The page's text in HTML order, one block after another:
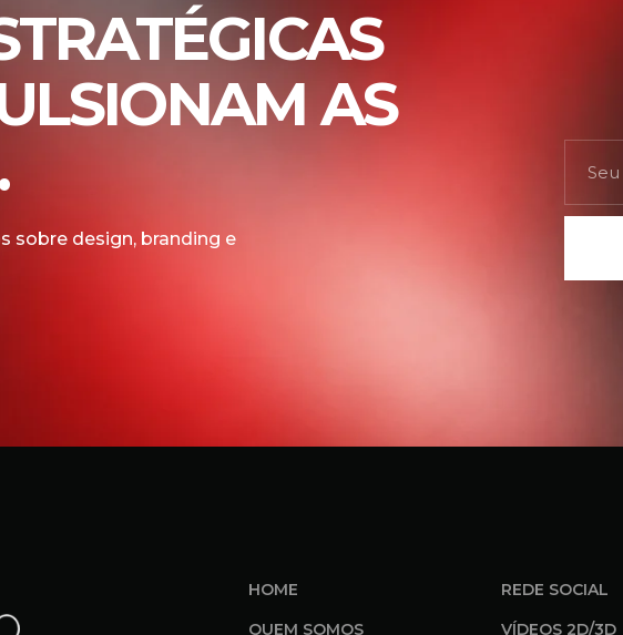
AS
sobre design, branding e
HOME
QUEM SOMOS
REDE SOCIAL
VÍDEOS 2D/3D